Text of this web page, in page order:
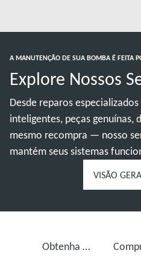
A MANUTENÇÃO DE SUA BOMBA É FEITA
Explore Nossos
Desde reparos
inteligentes, peças
mesmo recompra — nosso
mantém seus sistemas
VISÃO
Obtenha serviço para sua bomba de vácuo